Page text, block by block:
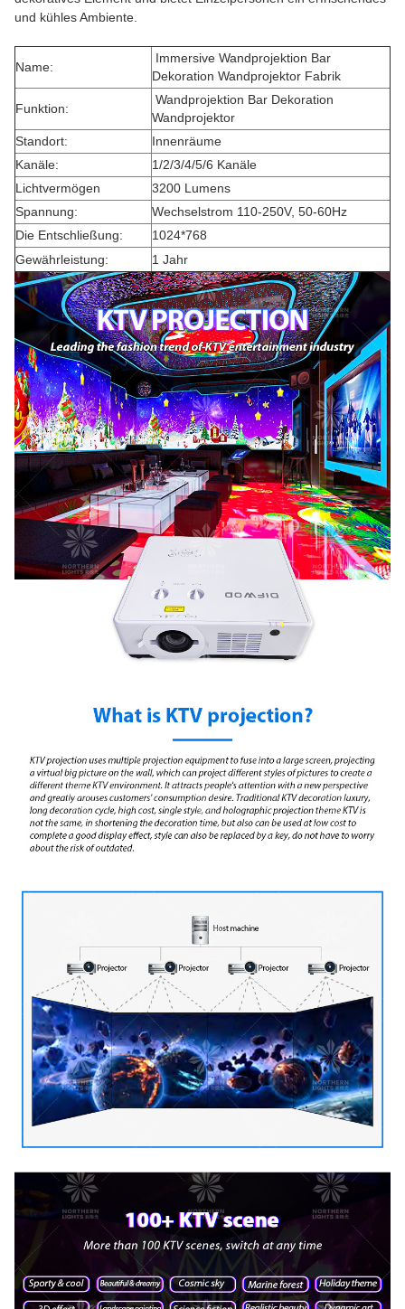
und kühles Ambiente.
Name:
Immersive Wandprojektion Bar
Dekoration Wandprojektor Fabrik
Funktion:
Wandprojektion Bar Dekoration
Wandprojektor
Standort:
Innenräume
Kanäle:
1/2/3/4/5/6 Kanäle
Lichtvermögen
3200 Lumens
Spannung:
Wechselstrom 110-250V, 50-60Hz
Die Entschließung:
1024*768
Gewährleistung:
1 Jahr